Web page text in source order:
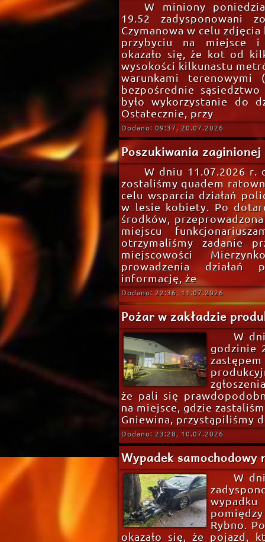
W miniony
19.52 zadysponowani
Czymanowa w celu
przybyciu na miejsce i
okazało się, że kot od
wysokości kilkunastu
warunkami terenowymi
bezpośrednie
było wykorzystanie do
Ostatecznie, przy
Dodano: 09:37, 20.07.2026
Poszukiwania
W dniu 11.07.2026 r.
zostaliśmy quadem
celu wsparcia działań
w lesie kobiety. Po
środków,
miejscu
otrzymaliśmy zadanie
miejscowości
prowadzenia działań
informację, że
Dodano: 22:36, 11.07.2026
Pożar w zakładzie
W
godzinie
że pali się
na miejsce, gdzie
Gniewina, przystąpiliśmy
Dodano: 23:28, 10.07.2026
Wypadek
W
Rybno.
okazało się, że pojazd,